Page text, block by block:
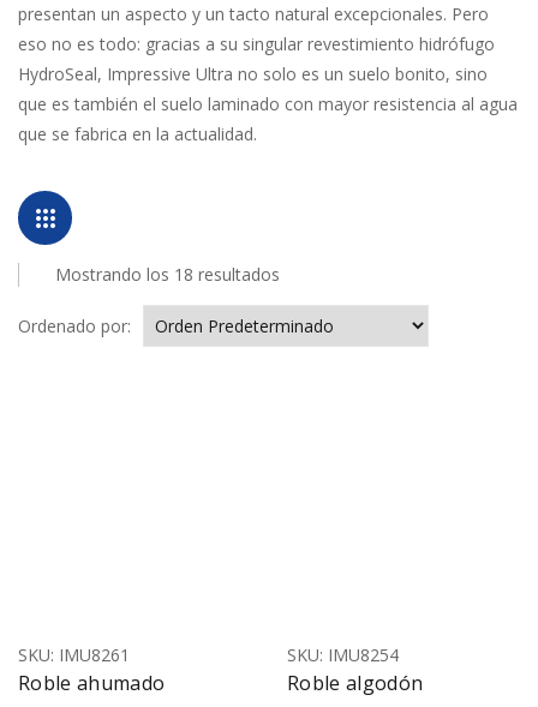
presentan un aspecto y un tacto natural excepcionales. Pero
eso no es todo: gracias a su singular revestimiento hidrófugo
HydroSeal, Impressive Ultra no solo es un suelo bonito, sino
que es también el suelo laminado con mayor resistencia al agua
que se fabrica en la actualidad.
Mostrando los 18 resultados
Ordenado por:
SKU: IMU8261
Roble ahumado
SKU: IMU8254
Roble algodón